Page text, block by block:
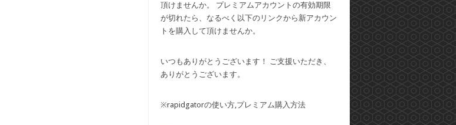
頂けませんか。 プレミアムアカウントの有効期限
が切れたら、なるべく以下のリンクから新アカウン
トを購入して頂けませんか。
いつもありがとうございます！ ご支援いただき、
ありがとうございます。
※rapidgatorの使い方,プレミアム購入方法